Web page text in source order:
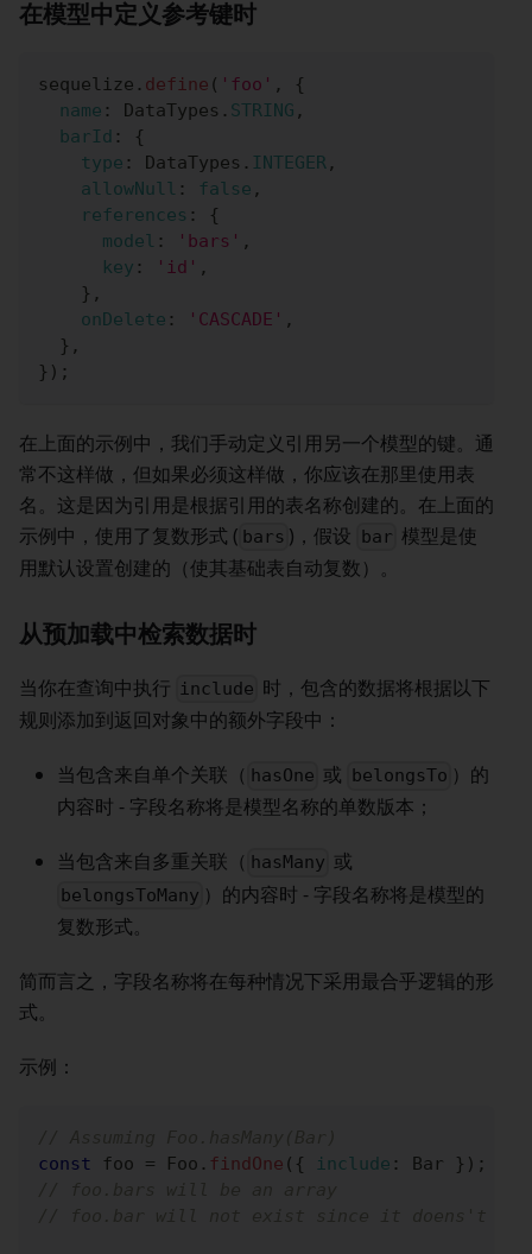
在模型中定义参考键时
sequelize . define ( 'foo' ,
{
name : DataTypes . STRING ,
barId :
{
type : DataTypes . INTEGER ,
allowNull : false ,
references :
{
model : 'bars' ,
key : 'id' ,
} ,
onDelete : 'CASCADE' ,
} ,
} ) ;
在上面的示例中，我们手动定义引用另一个模型的键。通
常不这样做，但如果必须这样做，你应该在那里使用表
名。这是因为引用是根据引用的表名称创建的。在上面的
示例中，使用了复数形式 ( bars )，假设 bar 模型是使
用默认设置创建的（使其基础表自动复数）。
从预加载中检索数据时
当你在查询中执行 include 时，包含的数据将根据以下
规则添加到返回对象中的额外字段中：
当包含来自单个关联（ hasOne 或 belongsTo ）的
内容时 - 字段名称将是模型名称的单数版本；
当包含来自多重关联（ hasMany 或
belongsToMany ）的内容时 - 字段名称将是模型的
复数形式。
简而言之，字段名称将在每种情况下采用最合乎逻辑的形
式。
示例：
const foo = Foo . findOne ( { include : Bar } ) ;